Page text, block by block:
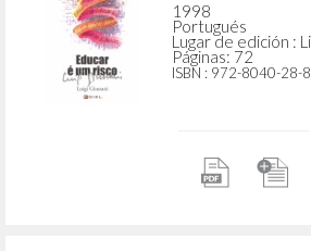
1998
Portugués
Lugar de edición :
Páginas: 72
ISBN : 972-8040-28-8